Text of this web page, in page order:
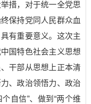
措，对于统一全党思
保持党同人民群众血
有重要意义。这次主
国特色社会主义思想
干部从思想上正本清
、政治领悟力、政治
自信”、做到“两个维